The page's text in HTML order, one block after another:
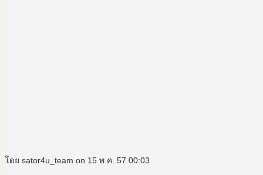
โดย sator4u_team on 15 พ.ค. 57 00:03